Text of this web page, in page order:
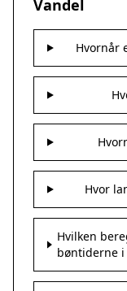
Vandel
Hvornår
Hvor
Hvilken
bøntiderne i